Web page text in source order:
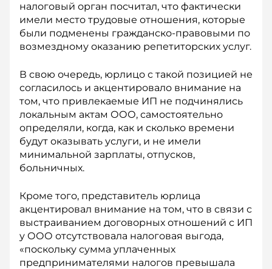
налоговый орган посчитал, что фактически
имели место трудовые отношения, которые
были подменены гражданско-правовыми по
возмездному оказанию репетиторских услуг.
В свою очередь, юрлицо с такой позицией не
согласилось и акцентировало внимание на
том, что привлекаемые ИП не подчинялись
локальным актам ООО, самостоятельно
определяли, когда, как и сколько времени
будут оказывать услуги, и не имели
минимальной зарплаты, отпусков,
больничных.
Кроме того, представитель юрлица
акцентировал внимание на том, что в связи с
выстраиванием договорных отношений с ИП
у ООО отсутствовала налоговая выгода,
«поскольку сумма уплаченных
предпринимателями налогов превышала